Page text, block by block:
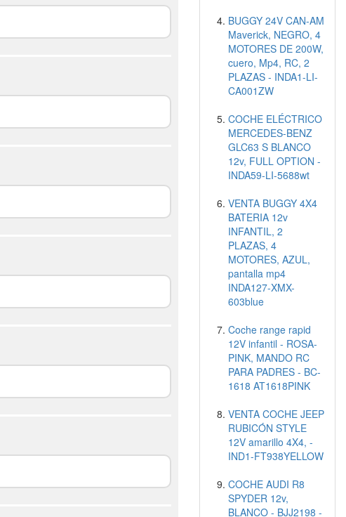
BUGGY 24V CAN-AM
Maverick, NEGRO, 4
MOTORES DE 200W,
cuero, Mp4, RC, 2
PLAZAS - INDA1-LI-
CA001ZW
COCHE ELÉCTRICO
MERCEDES-BENZ
GLC63 S BLANCO
12v, FULL OPTION -
INDA59-LI-5688wt
VENTA BUGGY 4X4
BATERIA 12v
INFANTIL, 2
PLAZAS, 4
MOTORES, AZUL,
pantalla mp4
INDA127-XMX-
603blue
Coche range rapid
12V infantil - ROSA-
PINK, MANDO RC
PARA PADRES - BC-
1618 AT1618PINK
VENTA COCHE JEEP
RUBICÓN STYLE
12V amarillo 4X4, -
IND1-FT938YELLOW
COCHE AUDI R8
SPYDER 12v,
BLANCO - BJJ2198 -